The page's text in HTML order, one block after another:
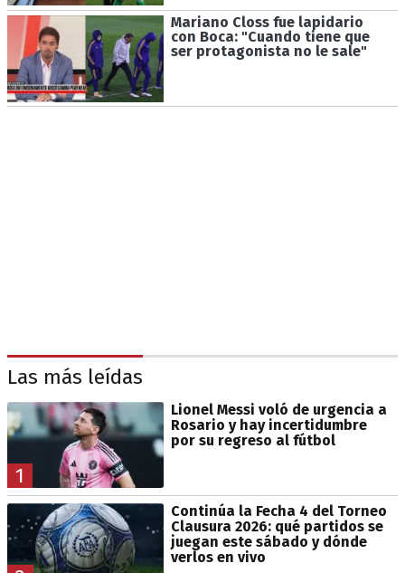
Mariano Closs fue lapidario
con Boca: "Cuando tiene que
ser protagonista no le sale"
Las más leídas
1
Lionel Messi voló de urgencia a
Rosario y hay incertidumbre
por su regreso al fútbol
Continúa la Fecha 4 del Torneo
Clausura 2026: qué partidos se
juegan este sábado y dónde
verlos en vivo